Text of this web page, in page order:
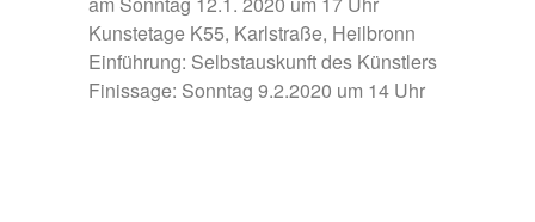
Kunstetage K55, Karlstraße, Heilbronn
Einführung: Selbstauskunft des Künstlers
Finissage: Sonntag 9.2.2020 um 14 Uhr